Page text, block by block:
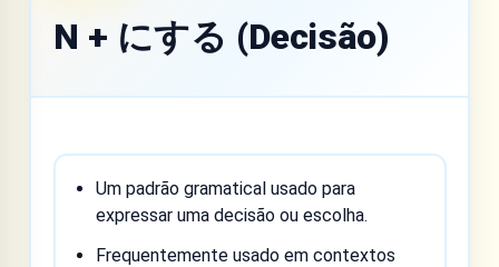
N + にする (Decisão)
Um padrão gramatical usado para
expressar uma decisão ou escolha.
Frequentemente usado em contextos